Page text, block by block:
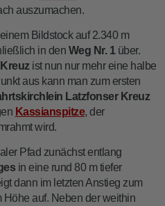
auszumachen.
Bildstock auf 2.340 m
in den Weg Nr. 1 über.
ist nun nur mehr eine halbe
aus kann man zum ersten
Latzfonser Kreuz
Kassianspitze, der
wird.
Pfad zunächst entlang
in eine rund 80 m tiefer
dann im letzten Anstieg zum
Höhe auf. Neben der weithin